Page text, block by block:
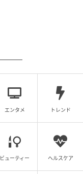
エンタメ トレンド
ビューティー ヘルスケア